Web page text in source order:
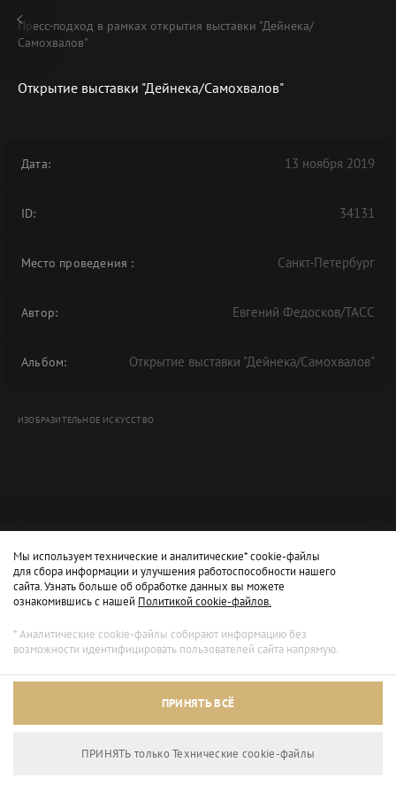
В АРХИВЕ
Архивный режим
Пресс-подход в рамках открытия выставки "Дейнека/
Самохвалов"
Открытие выставки "Дейнека/Самохвалов"
Дата: 13 ноября 2019
ID: 34131
Место проведения : Санкт-Петербург
Автор: Евгений Федосков/ТАСС
Альбом: Открытие выставки "Дейнека/Самохвалов"
ИЗОБРАЗИТЕЛЬНОЕ ИСКУССТВО
Мы используем технические и аналитические* cookie-файлы
для сбора информации и улучшения работоспособности нашего
сайта. Узнать больше об обработке данных вы можете
ознакомившись с нашей Политикой cookie-файлов.
* Аналитические cookie-файлы собирают информацию без
возможности идентифицировать пользователей сайта напрямую.
ПРИНЯТЬ ВСЁ
ПРИНЯТЬ только Технические сookie-файлы